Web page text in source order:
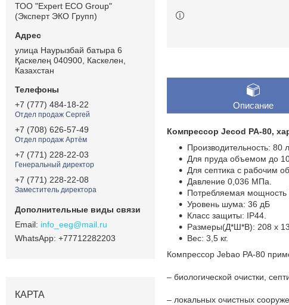
Описание
Компрессор Jecod PA-80,
Производительность: 80
Для пруда объемом до
Для септика с рабочим
Давление 0,036 МПа.
Потребляемая мощность
Уровень шума: 36 дБ
Класс защиты: IP44.
Размеры(Д*Ш*В): 208 x
Вес: 3,5 кг.
Компрессор Jebao PA-80
– биологической очистки,
– локальных очистных
ТОО "Expert ECO Group"
(Эксперт ЭКО Групп)
улица Наурызбай батыра 6
Қаскелең 040900, Каскелен,
Казахстан
+7 (777) 484-18-22
Отдел продаж Сергей
+7 (708) 626-57-49
Отдел продаж Артём
+7 (771) 228-22-03
Генеральный директор
+7 (771) 228-22-08
Заместитель директора
info_eeg@mail.ru
+77712282203
КАРТА